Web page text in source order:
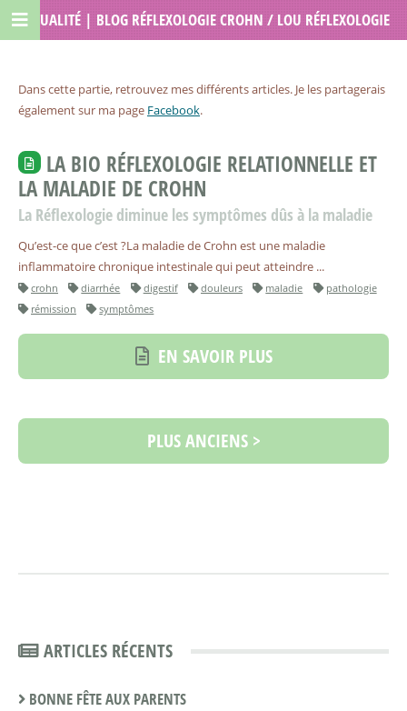
Dans cette partie, retrouvez mes différents articles. Je les partagerais
également sur ma page Facebook.
LA BIO RÉFLEXOLOGIE RELATIONNELLE ET
LA MALADIE DE CROHN
La Réflexologie diminue les symptômes dûs à la maladie
Qu’est-ce que c’est ?La maladie de Crohn est une maladie
inflammatoire chronique intestinale qui peut atteindre ...
crohn diarrhée digestif douleurs maladie
pathologie
rémission
symptômes
EN SAVOIR PLUS
PLUS ANCIENS >
ARTICLES RÉCENTS
BONNE FÊTE AUX PARENTS
ACTUALITÉ | BLOG RÉFLEXOLOGIE CROHN / LOU RÉFLEXOLOGIE